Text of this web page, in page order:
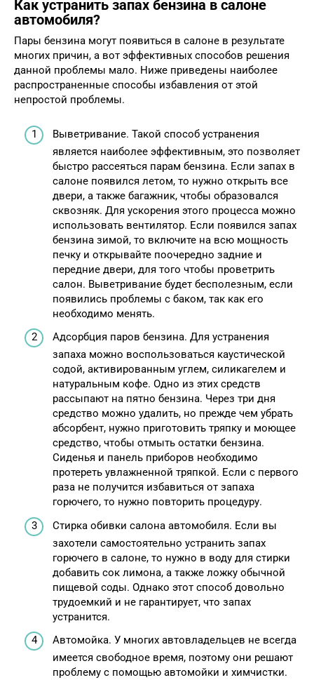
Как устранить запах бензина в салоне
автомобиля?
Пары бензина могут появиться в салоне в результате
многих причин, а вот эффективных способов решения
данной проблемы мало. Ниже приведены наиболее
распространенные способы избавления от этой
непростой проблемы.
Выветривание. Такой способ устранения
является наиболее эффективным, это позволяет
быстро рассеяться парам бензина. Если запах в
салоне появился летом, то нужно открыть все
двери, а также багажник, чтобы образовался
сквозняк. Для ускорения этого процесса можно
использовать вентилятор. Если появился запах
бензина зимой, то включите на всю мощность
печку и открывайте поочередно задние и
передние двери, для того чтобы проветрить
салон. Выветривание будет бесполезным, если
появились проблемы с баком, так как его
необходимо менять.
Адсорбция паров бензина. Для устранения
запаха можно воспользоваться каустической
содой, активированным углем, силикагелем и
натуральным кофе. Одно из этих средств
рассыпают на пятно бензина. Через три дня
средство можно удалить, но прежде чем убрать
абсорбент, нужно приготовить тряпку и моющее
средство, чтобы отмыть остатки бензина.
Сиденья и панель приборов необходимо
протереть увлажненной тряпкой. Если с первого
раза не получится избавиться от запаха
горючего, то нужно повторить процедуру.
Стирка обивки салона автомобиля. Если вы
захотели самостоятельно устранить запах
горючего в салоне, то нужно в воду для стирки
добавить сок лимона, а также ложку обычной
пищевой соды. Однако этот способ довольно
трудоемкий и не гарантирует, что запах
устранится.
Автомойка. У многих автовладельцев не всегда
имеется свободное время, поэтому они решают
проблему с помощью автомойки и химчистки.